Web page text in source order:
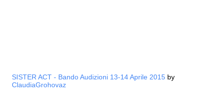
SISTER ACT - Bando Audizioni 13-14 Aprile 2015 by
ClaudiaGrohovaz